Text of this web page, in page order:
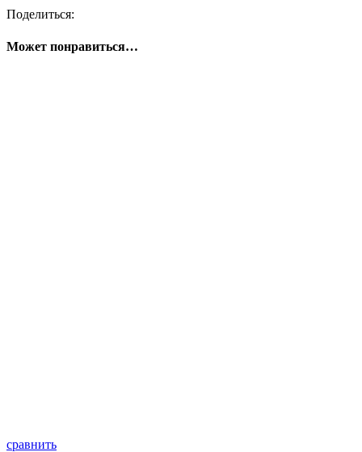
Поделиться:
Может понравиться…
сравнить